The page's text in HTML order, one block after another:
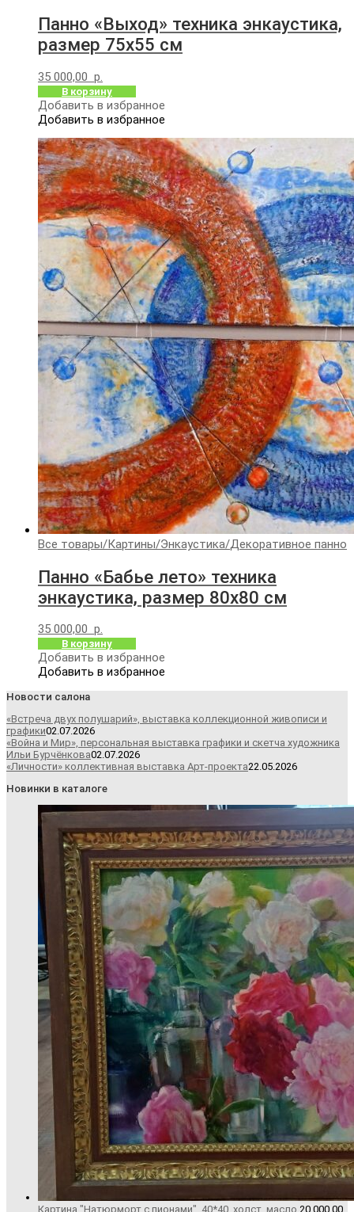
Панно «Выход» техника энкаустика,
размер 75х55 см
35 000,00 р.
В корзину
Добавить в избранное
Добавить в избранное
Все товары/Картины/Энкаустика/Декоративное панно
Панно «Бабье лето» техника
энкаустика, размер 80х80 см
35 000,00 р.
В корзину
Добавить в избранное
Добавить в избранное
Новости салона
«Встреча двух полушарий», выставка коллекционной живописи и
графики02.07.2026
«Война и Мир», персональная выставка графики и скетча художника
Ильи Бурчёнкова02.07.2026
«Личности» коллективная выставка Арт-проекта22.05.2026
Новинки в каталоге
Картина "Натюрморт с пионами", 40*40, холст, масло 20 000,00